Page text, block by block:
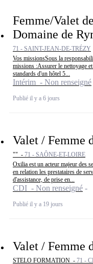
Femme/Valet
Domaine de
71 - SAINT-JEAN-DE-TRÉZY
Vos missionsSous la
missions :Assurer le nettoyage
standards d'un hôtel 5...
Intérim - Non renseigné
Publié il y a 6 jours
Valet / Femme
"" - 71 - SAÔNE-ET-LOIRE
Oxilia est un acteur majeur des
en relation les prestataires de
d'assistance, de prise en...
CDI - Non renseigné
Publié il y a 19 jours
Valet / Femme
STELO FORMATION - 71 -